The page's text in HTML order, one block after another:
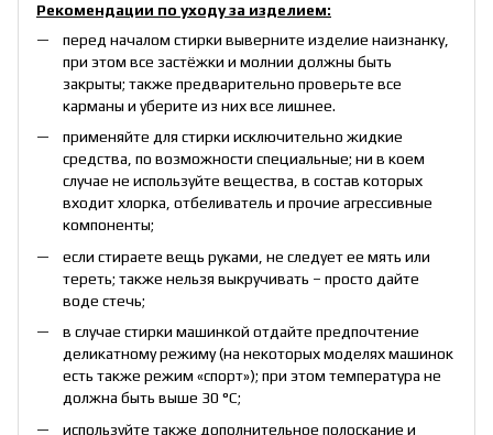
Рекомендации по уходу за изделием:
перед началом стирки выверните изделие наизнанку,
при этом все застёжки и молнии должны быть
закрыты; также предварительно проверьте все
карманы и уберите из них все лишнее.
применяйте для стирки исключительно жидкие
средства, по возможности специальные; ни в коем
случае не используйте вещества, в состав которых
входит хлорка, отбеливатель и прочие агрессивные
компоненты;
если стираете вещь руками, не следует ее мять или
тереть; также нельзя выкручивать – просто дайте
воде стечь;
в случае стирки машинкой отдайте предпочтение
деликатному режиму (на некоторых моделях машинок
есть также режим «спорт»); при этом температура не
должна быть выше 30 °С;
используйте также дополнительное полоскание и